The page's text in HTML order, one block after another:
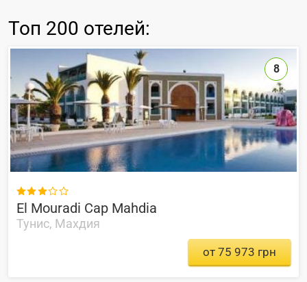
Топ 200 отелей:

El Mouradi Cap Mahdia
Тунис, Махдия
8
от 75 973 грн